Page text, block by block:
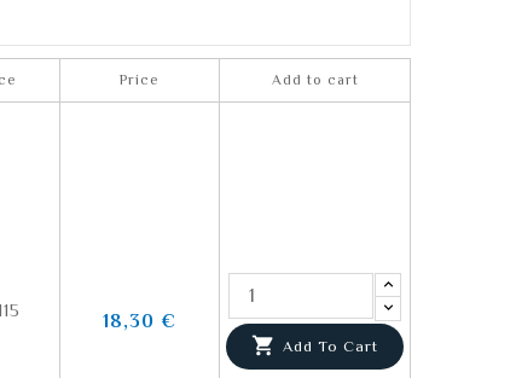
Price Add to cart
18,30 €
 Add To Cart